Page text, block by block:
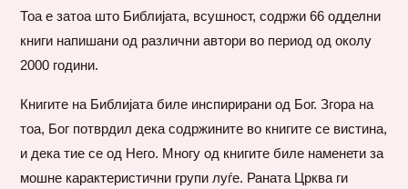
Тоа е затоа што Библијата, всушност, содржи 66 одделни
книги напишани од различни автори во период од околу
2000 години.
Книгите на Библијата биле инспирирани од Бог. Згора на
тоа, Бог потврдил дека содржините во книгите се вистина,
и дека тие се од Него. Многу од книгите биле наменети за
мошне карактеристични групи луѓе. Раната Црква ги